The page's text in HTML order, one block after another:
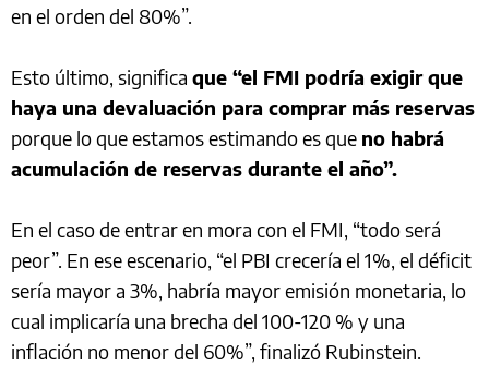
en el orden del 80%”.
Esto último, significa que “el FMI podría exigir que
haya una devaluación para comprar más reservas
porque lo que estamos estimando es que no habrá
acumulación de reservas durante el año”.
En el caso de entrar en mora con el FMI, “todo será
peor”. En ese escenario, “el PBI crecería el 1%, el déficit
sería mayor a 3%, habría mayor emisión monetaria, lo
cual implicaría una brecha del 100-120 % y una
inflación no menor del 60%”, finalizó Rubinstein.